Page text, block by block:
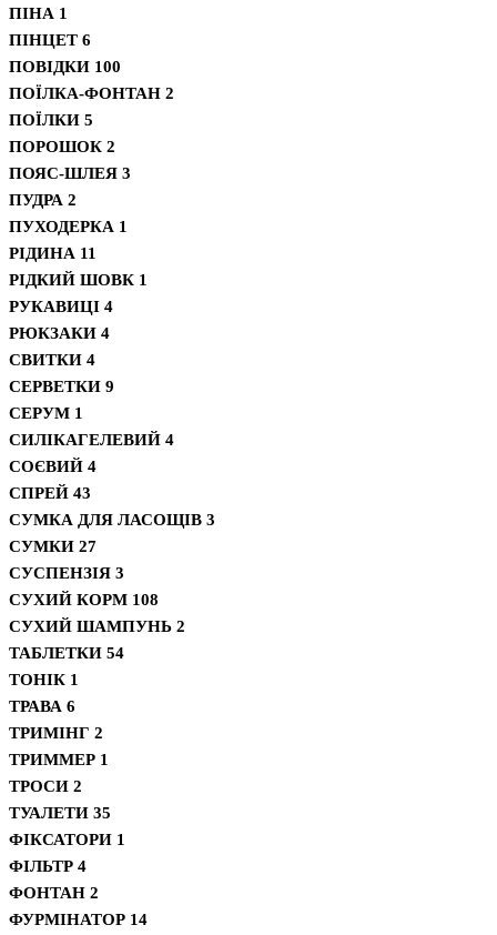
ПІНА 1
ПІНЦЕТ 6
ПОВІДКИ 100
ПОЇЛКА-ФОНТАН 2
ПОЇЛКИ 5
ПОРОШОК 2
ПОЯС-ШЛЕЯ 3
ПУДРА 2
ПУХОДЕРКА 1
РІДИНА 11
РІДКИЙ ШОВК 1
РУКАВИЦІ 4
РЮКЗАКИ 4
СВИТКИ 4
СЕРВЕТКИ 9
СЕРУМ 1
СИЛІКАГЕЛЕВИЙ 4
СОЄВИЙ 4
СПРЕЙ 43
СУМКА ДЛЯ ЛАСОЩІВ 3
СУМКИ 27
СУСПЕНЗІЯ 3
СУХИЙ КОРМ 108
СУХИЙ ШАМПУНЬ 2
ТАБЛЕТКИ 54
ТОНІК 1
ТРАВА 6
ТРИМІНГ 2
ТРИММЕР 1
ТРОСИ 2
ТУАЛЕТИ 35
ФІКСАТОРИ 1
ФІЛЬТР 4
ФОНТАН 2
ФУРМІНАТОР 14